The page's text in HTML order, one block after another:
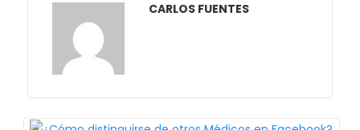
CARLOS FUENTES